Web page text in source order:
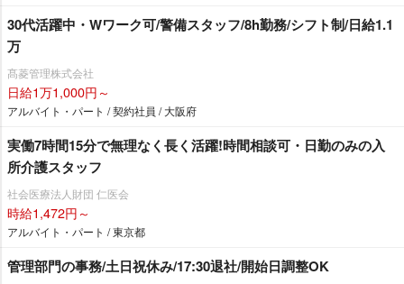
30代活躍中・Wワーク可/警備スタッフ/8h勤務/シフト制/日給1.1
万
髙菱管理株式会社
日給1万1,000円～
アルバイト・パート / 契約社員 / 大阪府
実働7時間15分で無理なく長く活躍!時間相談可・日勤のみの入
所介護スタッフ
社会医療法人財団 仁医会
時給1,472円～
アルバイト・パート / 東京都
管理部門の事務/土日祝休み/17:30退社/開始日調整OK